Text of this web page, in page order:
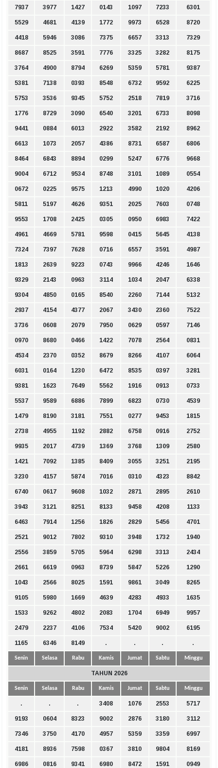
7937 3977 1427 0143 1097 7233 6301
5529 4681 4139 1772 9973 6528 8720
4418 5946 3086 7375 6657 3313 7329
8687 8525 3591 7776 3325 3282 8175
3764 4900 8794 6269 5359 5781 9387
5381 7138 0393 8548 6732 9592 6225
5753 3536 9345 5752 2518 7819 3716
1776 8729 3090 6540 3201 6733 8098
9441 0884 6013 2922 3582 2192 8962
6613 1073 2057 4386 8731 6587 6806
8464 6843 8894 0299 5247 6776 9668
9004 6712 9534 8748 3101 1089 0554
0672 0225 9575 1213 4990 1020 4206
5811 5197 4626 9351 2025 7603 0748
9553 1708 2425 0305 0950 6983 7422
4961 4669 5781 9598 0415 5645 4138
7324 7397 7628 0716 6557 3591 4987
1813 2639 9223 0743 9966 4246 1646
9329 2143 0963 3114 1034 2047 6338
9304 4850 0165 8540 2260 7144 5132
2937 4154 4377 2067 3430 2360 7522
3736 0608 2079 7950 0629 0597 7146
0970 8680 0466 1422 7078 2564 0831
4534 2370 0352 8679 8266 4107 6064
6031 0164 1230 6472 8535 0397 3281
9381 1623 7649 5562 1916 0913 0733
5537 9589 6886 7899 6823 0730 4539
1479 8190 3181 7551 0277 9453 1815
2738 4955 1192 2882 6758 0916 2752
9935 2017 4739 1369 3768 1309 2580
1421 7092 1385 8409 3055 3251 2195
3230 4157 5874 7016 0310 4323 8842
6740 0617 9608 1032 2871 2895 2610
3943 3121 8251 8133 9458 4208 1133
6463 7914 1256 1826 2829 5456 4701
2521 9012 7802 9310 3948 1732 1940
2556 3859 5705 5964 6298 3313 2434
2661 6619 0963 8739 5847 5226 1290
1043 2566 8025 1591 9861 3049 8265
9105 5980 1669 4639 4283 4933 1635
1533 9262 4802 2083 1704 6949 9957
2479 2237 4106 7534 5420 9002 6195
1165 6346 8149 . . . .
Senin Selasa Rabu Kamis Jumat Sabtu Minggu
TAHUN 2026
Senin Selasa Rabu Kamis Jumat Sabtu Minggu
. . . 3408 1076 2553 5717
9193 0604 8323 9002 2876 3180 3112
7346 3750 4170 4957 5359 3359 6997
4181 8936 7598 0367 3810 9804 8169
6986 0816 9341 6980 8472 1591 0949